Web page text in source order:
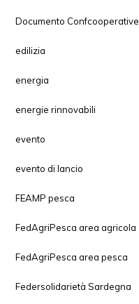
Documento Confcooperative
edilizia
energia
energie rinnovabili
evento
evento di lancio
FEAMP pesca
FedAgriPesca area agricola
FedAgriPesca area pesca
Federsolidarietà Sardegna